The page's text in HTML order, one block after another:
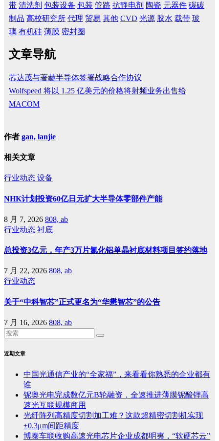
带 清洗剂 包装设备 包装 管路 抗静电剂 陶瓷 元器件 碳碳
制品 高校研究所 代理 贸易 其他 CVD 光源 胶水 载带 玻
璃 有机硅 薄膜 密封圈
文章导航
芯达茂与著赫半导体签署战略合作协议
Wolfspeed 将以 1.25 亿美元的价格将射频业务出售给
MACOM
作者 gan, lanjie
相关文章
行业动态 设备
NHK计划投资60亿日元扩大半导体零部件产能
8 月 7, 2026 808, ab
行业动态 衬底
总投资3亿元，年产3万片氮化铝单晶衬底材料项目签约落地
7 月 22, 2026 808, ab
行业动态
关于“中科智芯”正式更名为“华懋智芯”的公告
7 月 16, 2026 808, ab
近期文章
中国光通信产业的“全家福”，来看看你熟悉的企业都有
谁
铌奥光电完成数亿元B轮融资，全速推进薄膜铌酸锂高
速光互联规模商用
光纤阵列高精度切割加工难？这款超精密切割机实现
±0.3μm间距精度
博泰车联收购高速光电芯片企业成都明夷，“软硬芯云”